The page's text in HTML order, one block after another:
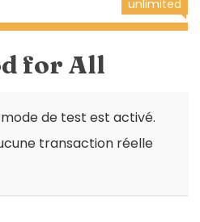
unlimited
for All
mode de test est activé.
transaction réelle